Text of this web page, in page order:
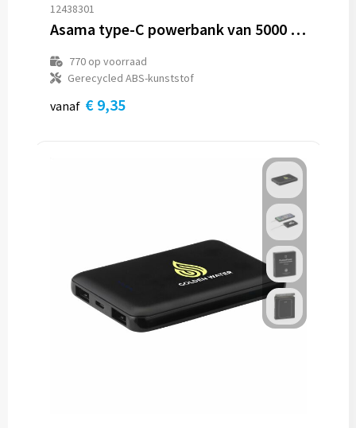
12438301
Asama type-C powerbank van 5000 mAh van gerecycled plastic
770op voorraad
Gerecycled ABS-kunststof
vanaf € 9,35